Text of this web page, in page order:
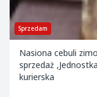
Sprzedam
Nasiona cebuli
sprzedaż
kurierska